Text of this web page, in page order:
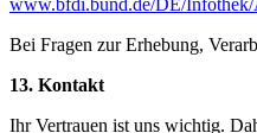
Bei Fragen zur Erhebung,
13. Kontakt
Ihr Vertrauen ist uns wichtig.